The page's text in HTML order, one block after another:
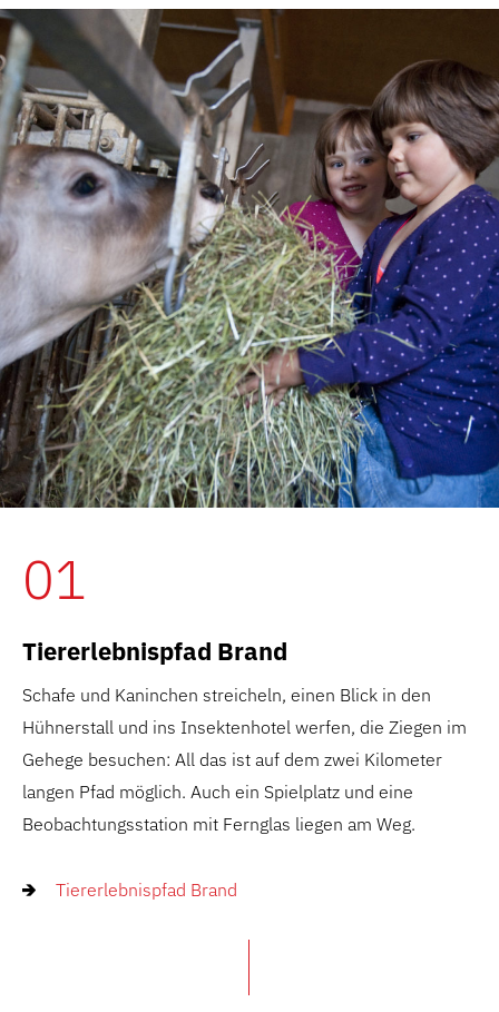
01
Tiererlebnispfad Brand
Schafe und Kaninchen streicheln, einen Blick in den
Hühnerstall und ins Insektenhotel werfen, die Ziegen im
Gehege besuchen: All das ist auf dem zwei Kilometer
langen Pfad möglich. Auch ein Spielplatz und eine
Beobachtungsstation mit Fernglas liegen am Weg.
Tiererlebnispfad Brand